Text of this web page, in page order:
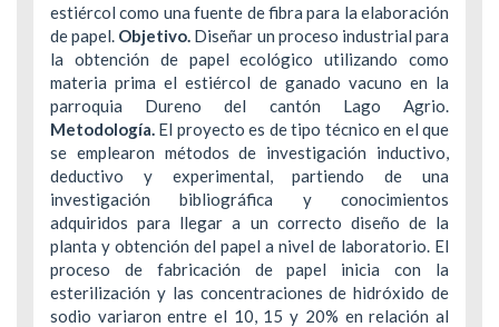
estiércol como una fuente de fibra para la elaboración
de papel. Objetivo. Diseñar un proceso industrial para
la obtención de papel ecológico utilizando como
materia prima el estiércol de ganado vacuno en la
parroquia Dureno del cantón Lago Agrio.
Metodología. El proyecto es de tipo técnico en el que
se emplearon métodos de investigación inductivo,
deductivo y experimental, partiendo de una
investigación bibliográfica y conocimientos
adquiridos para llegar a un correcto diseño de la
planta y obtención del papel a nivel de laboratorio. El
proceso de fabricación de papel inicia con la
esterilización y las concentraciones de hidróxido de
sodio variaron entre el 10, 15 y 20% en relación al